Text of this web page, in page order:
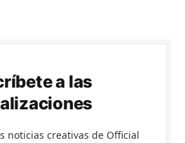
a las
noticias creativas de Official